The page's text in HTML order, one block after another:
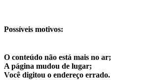
Possíveis motivos:
O conteúdo não está mais no ar;
A página mudou de lugar;
Você digitou o endereço errado.